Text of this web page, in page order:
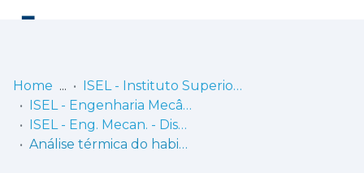
Communities
& Collections
Home
ISEL - Instituto Superior de Engenharia de Lisboa
ISEL - Engenharia Mecânica
ISEL - Eng. Mecan. - Dissertações de Mestrado
Análise térmica do habitáculo e estudo da solução de climatização de um veículo elétrico